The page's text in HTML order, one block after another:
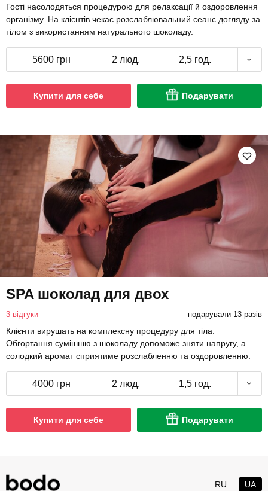
Гості насолодяться процедурою для релаксації й оздоровлення
організму. На клієнтів чекає розслаблювальний сеанс догляду за
тілом з використанням натурального шоколаду.
5600 грн 2 люд. 2,5 год.
Купити для себе Подарувати
SPA шоколад для двох
3 відгуки подарували 13 разів
Клієнти вирушать на комплексну процедуру для тіла.
Обгортання сумішшю з шоколаду допоможе зняти напругу, а
солодкий аромат сприятиме розслабленню та оздоровленню.
4000 грн 2 люд. 1,5 год.
Купити для себе Подарувати
RU UA